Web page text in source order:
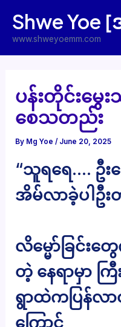
content
Shwe Yoe
www.shweyoemm.com
ပန်းတိုင်းမွှေ
စေသတည်း
By Mg Yoe/ June 20, 2025
“သူရရေ…. ဦ
အိမ်လာခဲ့ပါဦး
လိမ္မော်ခြင်
တဲ့ နေရာမှာ ကြီ
ရွာထဲကပြန်လ
ကြောင့်